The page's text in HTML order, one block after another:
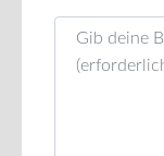
Rezensionstext